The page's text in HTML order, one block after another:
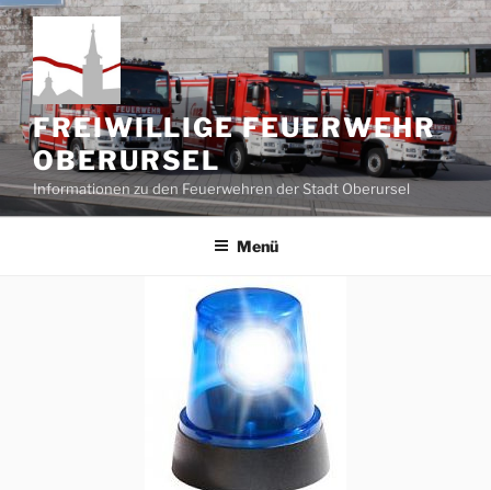
Zum
Inhalt
springen
FREIWILLIGE FEUERWEHR
OBERURSEL
Informationen zu den Feuerwehren der Stadt Oberursel
Menü